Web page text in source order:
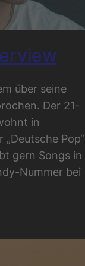
über seine
Der 21-
in
Pop“
gern Songs in
Nummer bei